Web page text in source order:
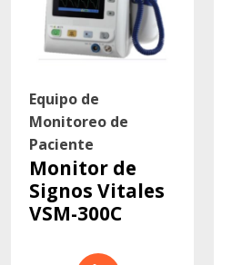
Equipo de
Monitoreo de
Paciente
Monitor de
Signos Vitales
VSM-300C